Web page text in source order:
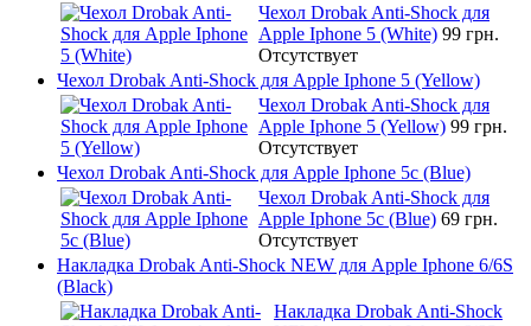
Чехол Drobak Anti-Shock для
Apple Iphone 5 (White) 99 грн.
Отсутствует
Чехол Drobak Anti-Shock для Apple Iphone 5 (Yellow)
Чехол Drobak Anti-Shock для
Apple Iphone 5 (Yellow) 99 грн.
Отсутствует
Чехол Drobak Anti-Shock для Apple Iphone 5c (Blue)
Чехол Drobak Anti-Shock для
Apple Iphone 5c (Blue) 69 грн.
Отсутствует
Накладка Drobak Anti-Shock NEW для Apple Iphone 6/6S
(Black)
Накладка Drobak Anti-Shock